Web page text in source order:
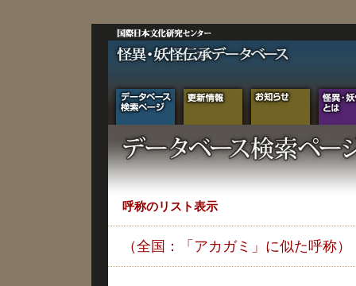
呼称のリスト表示
（全国：「アカガミ」に似た呼称）